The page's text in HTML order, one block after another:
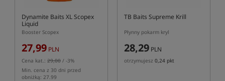
Dynamite Baits XL Scopex
Liquid
Booster Scopex
27,99 PLN
Cena kat.: 29,00 / -3%
Min. cena z 30 dni przed
obniżką: 27.99
TB Baits Supreme Krill
Płynny pokarm kryl
28,29 PLN
otrzymujesz 0,24 pkt